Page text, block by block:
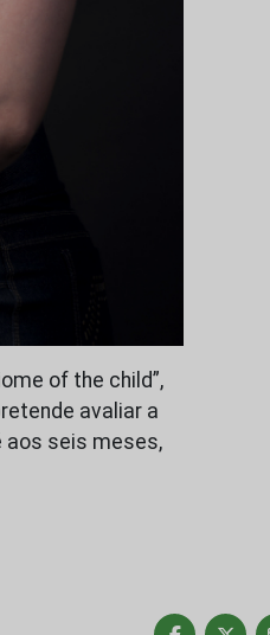
of the child”,
avaliar a
aos seis meses,